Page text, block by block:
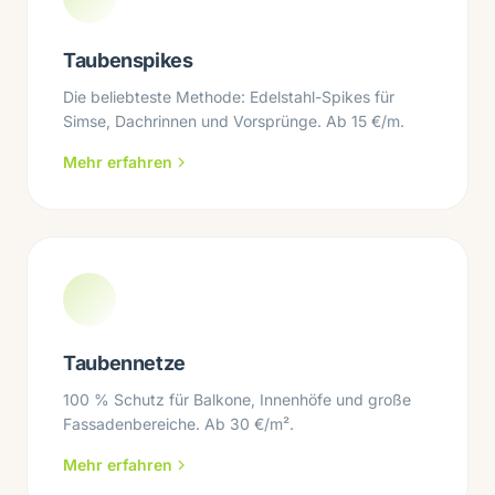
Taubenspikes
Die beliebteste Methode: Edelstahl-Spikes für
Simse, Dachrinnen und Vorsprünge. Ab 15 €/m.
Mehr erfahren
Taubennetze
100 % Schutz für Balkone, Innenhöfe und große
Fassadenbereiche. Ab 30 €/m².
Mehr erfahren